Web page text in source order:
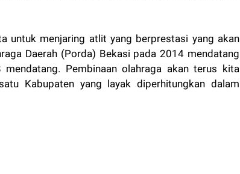
untuk menjaring atlit yang berprestasi yang akan
Daerah (Porda) Bekasi pada 2014 mendatang
Pembinaan olahraga akan terus kita
Kabupaten yang layak diperhitungkan dalam